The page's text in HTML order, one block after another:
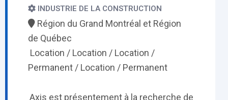
INDUSTRIE DE LA CONSTRUCTION
Région du Grand Montréal et Région
de Québec
Location / Location / Location /
Permanent / Location / Permanent
Axis est présentement à la recherche de